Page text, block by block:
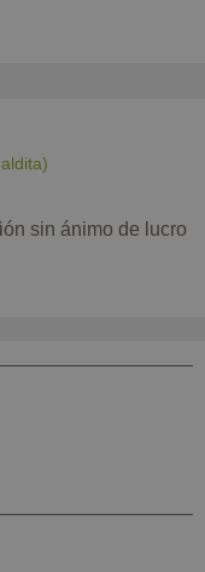
sin ánimo de lucro